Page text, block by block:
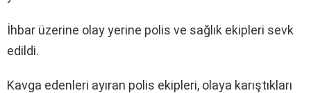
İhbar üzerine olay yerine polis ve sağlık ekipleri sevk
edildi.
Kavga edenleri ayıran polis ekipleri, olaya karıştıkları